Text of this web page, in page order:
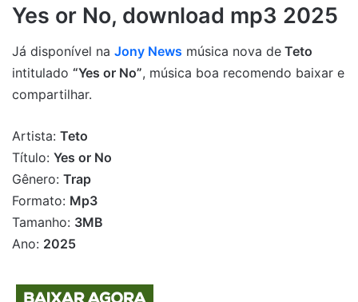
Yes or No, download mp3 2025
Já disponível na Jony News música nova de Teto
intitulado “Yes or No”, música boa recomendo baixar e
compartilhar.
Artista: Teto
Título: Yes or No
Gênero: Trap
Formato: Mp3
Tamanho: 3MB
Ano: 2025